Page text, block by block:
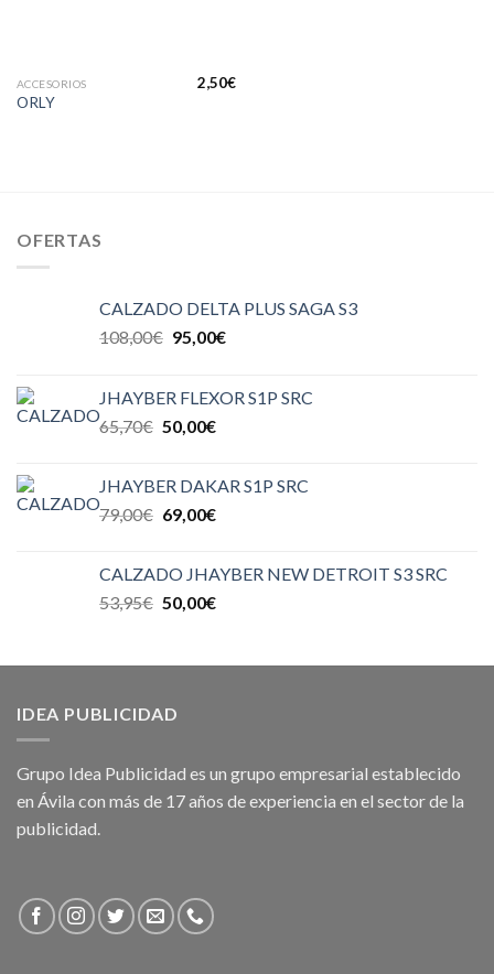
ACCESORIOS
ORLY
2,50€
OFERTAS
CALZADO DELTA PLUS SAGA S3
108,00€ 95,00€
JHAYBER FLEXOR S1P SRC
65,70€ 50,00€
JHAYBER DAKAR S1P SRC
79,00€ 69,00€
CALZADO JHAYBER NEW DETROIT S3 SRC
53,95€ 50,00€
IDEA PUBLICIDAD
Grupo Idea Publicidad es un grupo empresarial establecido
en Ávila con más de 17 años de experiencia en el sector de la
publicidad.